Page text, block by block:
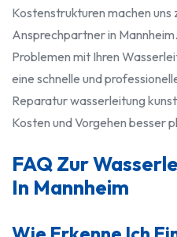
Kostenstrukturen machen
Ansprechpartner in
Problemen mit Ihren
eine schnelle und
Reparatur wasserleitung
Kosten und Vorgehen besser
FAQ Zur
In Mannheim